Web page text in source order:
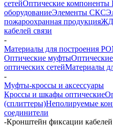
сетейОптические
оборудованиеЭлементы СКС
пожароохранная продукцияЖД
кабелей связи
-
Материалы для построения
Оптические муфты
оптических сетейМатериалы
-
Муфты-кроссы и аксессуары
Кроссы и шкафы оптические
(сплиттеры)Неполируемые
соединители
-Кронштейн фиксации